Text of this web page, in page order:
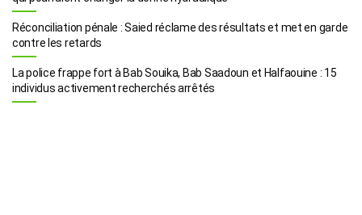
Réconciliation pénale : Saied réclame des résultats et met en garde
contre les retards
La police frappe fort à Bab Souika, Bab Saadoun et Halfaouine : 15
individus activement recherchés arrêtés